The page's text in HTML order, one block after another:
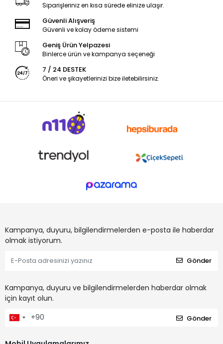
Siparişleriniz en kısa sürede elinize ulaşır.
Güvenli Alışveriş
Güvenli ve kolay ödeme sistemi
Geniş Ürün Yelpazesi
Binlerce ürün ve kampanya seçeneği
7 / 24 DESTEK
Öneri ve şikayetlerinizi bize iletebilirsiniz.
Kampanya, duyuru, bilgilendirmelerden e-posta ile haberdar
olmak istiyorum.
Gönder
Kampanya, duyuru ve bilgilendirmelerden haberdar olmak
için kayıt olun.
Gönder